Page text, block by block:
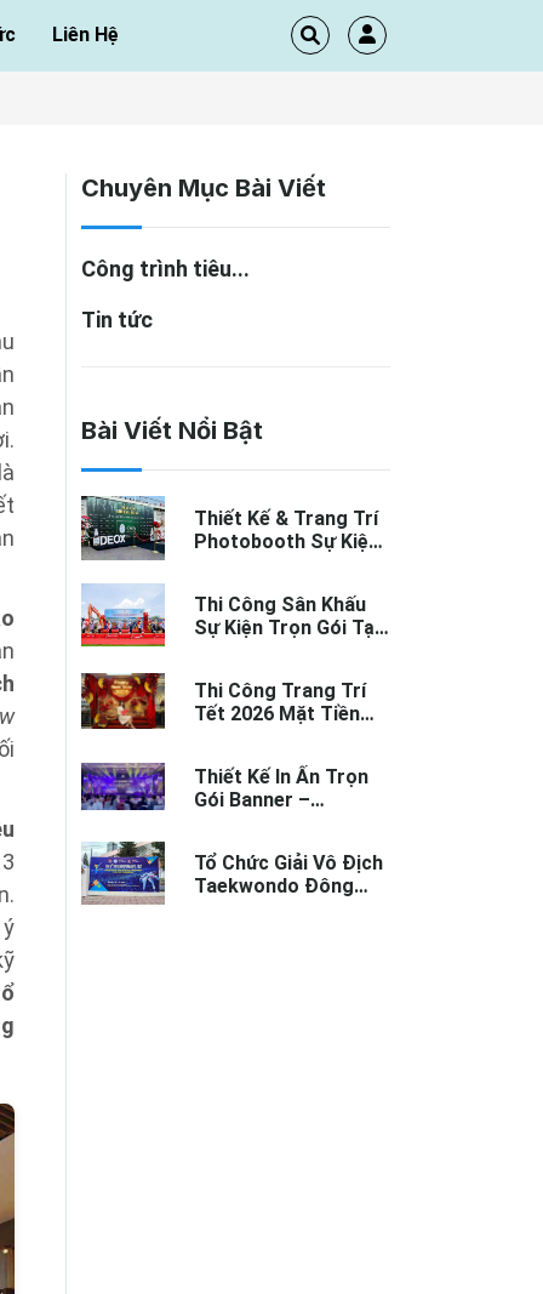
Liên Hệ
Chuyên Mục Bài Viết
Công trình tiêu...
Tin tức
Bài Viết Nổi Bật
Thiết Kế & Trang Trí
Photobooth Sự Kiện
Thi Công Sân Khấu
Sự Kiện Trọn Gói Tại
Thi Công Trang Trí
Tết 2026 Mặt Tiền
Thiết Kế In Ấn Trọn
Gói Banner –
Tổ Chức Giải Vô Địch
Taekwondo Đông